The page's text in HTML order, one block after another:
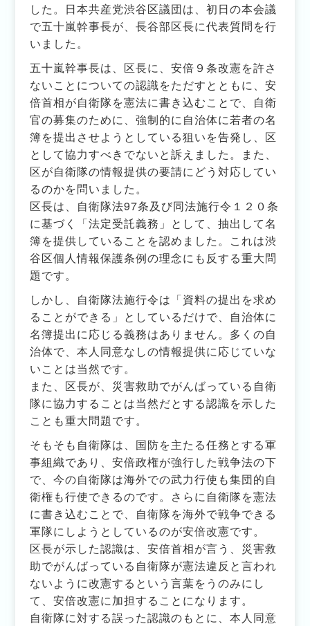
した。日本共産党渋谷区議団は、初日の本会議
で五十嵐幹事長が、長谷部区長に代表質問を行
いました。
五十嵐幹事長は、区長に、安倍９条改憲を許さ
ないことについての認識をただすとともに、安
倍首相が自衛隊を憲法に書き込むことで、自衛
官の募集のために、強制的に自治体に若者の名
簿を提出させようとしている狙いを告発し、区
として協力すべきでないと訴えました。また、
区が自衛隊の情報提供の要請にどう対応してい
るのかを問いました。
区長は、自衛隊法97条及び同法施行令１２０条
に基づく「法定受託義務」として、抽出して名
簿を提供していることを認めました。これは渋
谷区個人情報保護条例の理念にも反する重大問
題です。
しかし、自衛隊法施行令は「資料の提出を求め
ることができる」としているだけで、自治体に
名簿提出に応じる義務はありません。多くの自
治体で、本人同意なしの情報提供に応じていな
いことは当然です。
また、区長が、災害救助でがんばっている自衛
隊に協力することは当然だとする認識を示した
ことも重大問題です。
そもそも自衛隊は、国防を主たる任務とする軍
事組織であり、安倍政権が強行した戦争法の下
で、今の自衛隊は海外での武力行使も集団的自
衛権も行使できるのです。さらに自衛隊を憲法
に書き込むことで、自衛隊を海外で戦争できる
軍隊にしようとしているのが安倍改憲です。
区長が示した認識は、安倍首相が言う、災害救
助でがんばっている自衛隊が憲法違反と言われ
ないように改憲するという言葉をうのみにし
て、安倍改憲に加担することになります。
自衛隊に対する誤った認識のもとに、本人同意